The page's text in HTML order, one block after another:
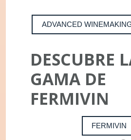
ADVANCED
DESCUBRE
GAMA DE
FERMIVIN
FERMIVIN